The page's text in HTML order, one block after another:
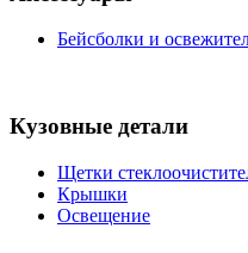
Бейсболки и
Кузовные детали
Щетки
Крышки
Освещение